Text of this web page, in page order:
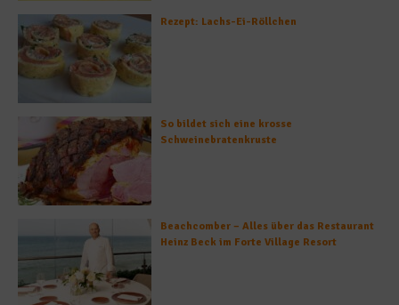
Rezept: Lachs-Ei-Röllchen
So bildet sich eine krosse
Schweinebratenkruste
Beachcomber – Alles über das Restaurant
Heinz Beck im Forte Village Resort